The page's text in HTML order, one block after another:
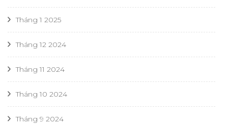
Tháng 1 2025
Tháng 12 2024
Tháng 11 2024
Tháng 10 2024
Tháng 9 2024